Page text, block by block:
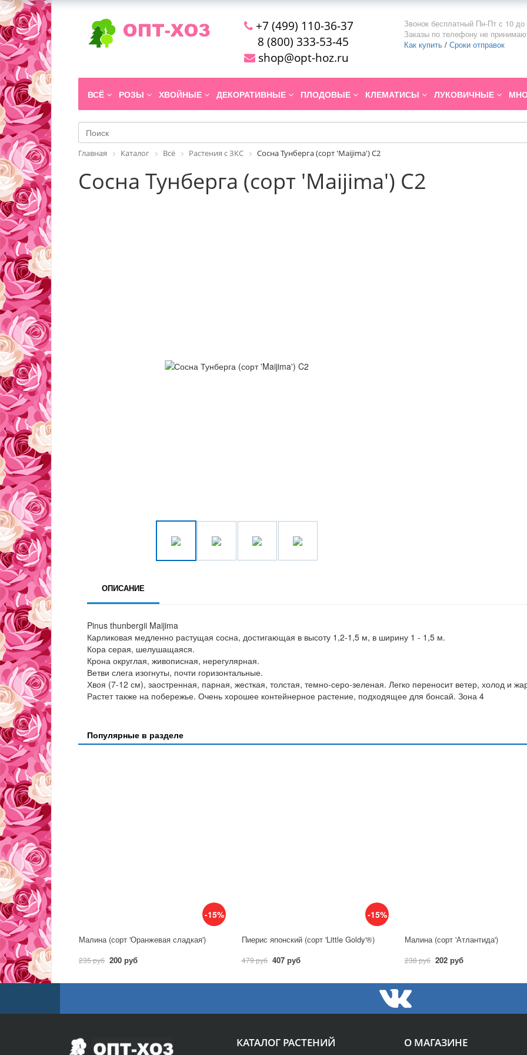
+7 (499) 110-36-37
8 (800) 333-53-45
shop@opt-hoz.ru
Звонок бесплатный Пн-Пт с 10 до
Заказы по телефону не
Как купить / Сроки отправок
ВСЁ РОЗЫ ХВОЙНЫЕ ДЕКОРАТИВНЫЕ ПЛОДОВЫЕ КЛЕМАТИСЫ ЛУКОВИЧНЫЕ
Главная Каталог Всё Растения с ЗКС Сосна Тунберга (сорт 'Maijima') C2
Сосна Тунберга (сорт 'Maijima') C2
ОПИСАНИЕ
Pinus thunbergii Maijima
Карликовая медленно растущая сосна, достигающая в высоту 1,2-1,5 м, в ширину 1 - 1,5 м.
Кора серая, шелушащаяся.
Крона округлая, живописная, нерегулярная.
Ветви слега изогнуты, почти горизонтальные.
Хвоя (7-12 см), заостренная, парная, жесткая, толстая, темно-серо-зеленая. Легко переносит ветер, холод и
Растет также на побережье. Очень хорошее контейнерное растение, подходящее для бонсай. Зона 4
Популярные в разделе
-15%
Малина (сорт 'Оранжевая сладкая')
235 руб 200 руб
-15%
Пиерис японский (сорт 'Little Goldy'®)
479 руб 407 руб
Малина (сорт 'Атлантида')
238 руб 202 руб
О МАГАЗИНЕ
КАТАЛОГ РАСТЕНИЙ